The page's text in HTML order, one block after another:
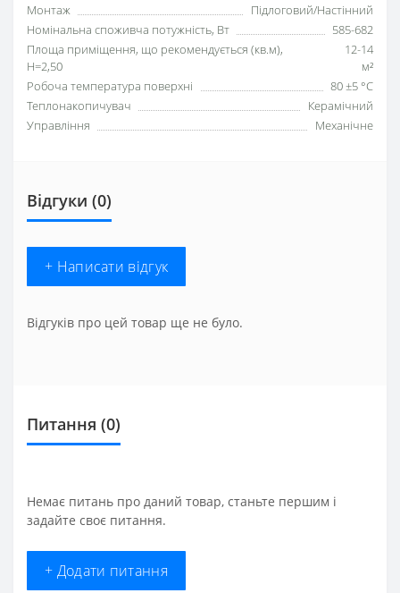
Монтаж
Підлоговий/Настінний
Номінальна споживча потужність, Вт
585-682
Площа приміщення, що рекомендується (кв.м),
H=2,50
12-14
м²
Робоча температура поверхні
80 ±5 °С
Теплонакопичувач
Керамічний
Управління
Механічне
Відгуки (0)
+ Написати відгук
Відгуків про цей товар ще не було.
Питання (0)
Немає питань про даний товар, станьте першим і
задайте своє питання.
+ Додати питання